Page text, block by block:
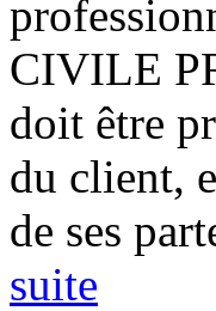
CIVILE
doit être
du client,
de ses
suite